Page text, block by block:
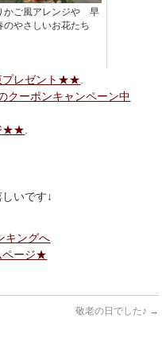
かご風アレンジや 早
のやさしいお花たち
プレゼント★★.
ーポンキャンペーン中
★★.
いです↓
キングへ
ージ★
敬老の日でした♪ →